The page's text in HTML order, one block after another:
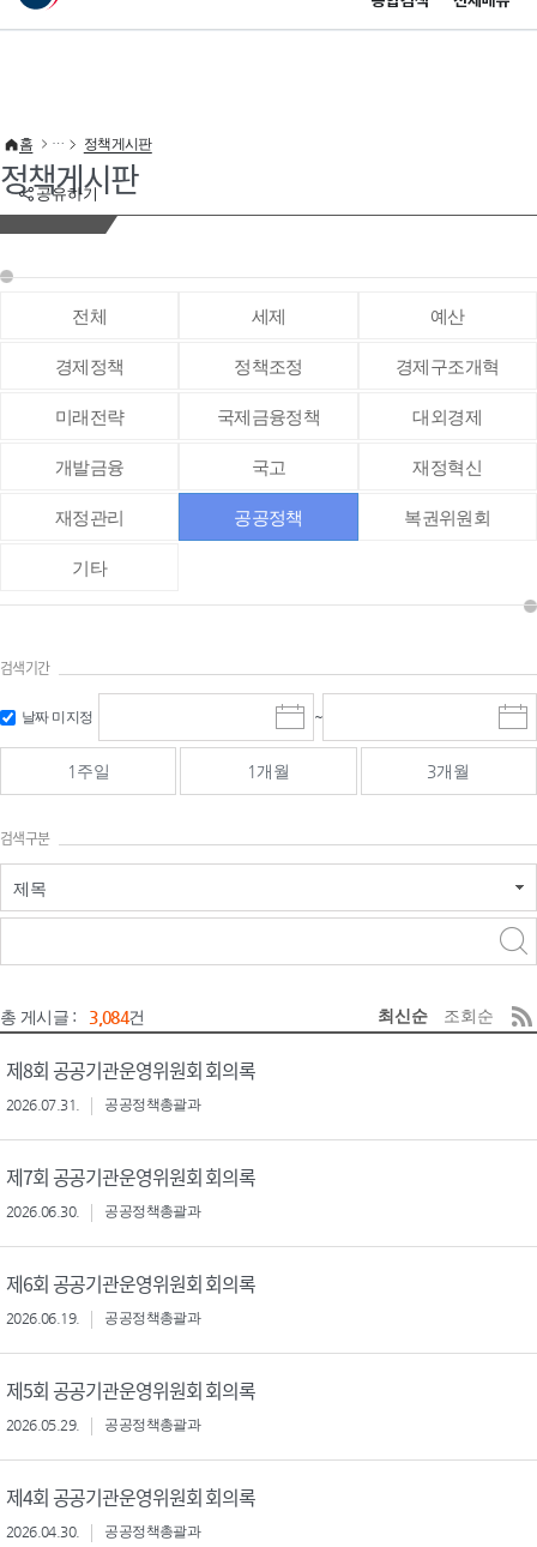
이 누리집은 대한민국 공식 전자정부 누리집입니다.
공유하기
홈 정책게시판
정책게시판
전체 세제 예산
경제정책 정책조정 경제구조개혁
미래전략 국제금융정책 대외경제
개발금융 국고 재정혁신
재정관리 공공정책 복권위원회
기타
검색기간
날짜 미지정
시
작
일
선
~
종
료
선
1주일 1개월 3개월
검색구분
제목
총 게시글 : 3,084건 최신순 조회순
제8회 공공기관운영위원회 회의록
2026.07.31. 공공정책총괄과
제7회 공공기관운영위원회 회의록
2026.06.30. 공공정책총괄과
제6회 공공기관운영위원회 회의록
2026.06.19. 공공정책총괄과
제5회 공공기관운영위원회 회의록
2026.05.29. 공공정책총괄과
제4회 공공기관운영위원회 회의록
2026.04.30. 공공정책총괄과